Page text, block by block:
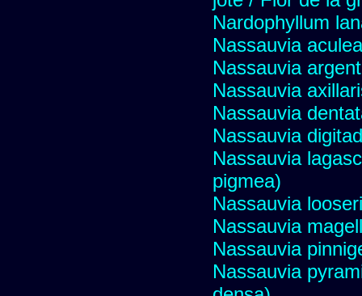
Nardophyllum
Nassauvia
Nassauvia
Nassauvia
Nassauvia
Nassauvia
Nassauvia
pigmea)
Nassauvia looseri
Nassauvia
Nassauvia
Nassauvia